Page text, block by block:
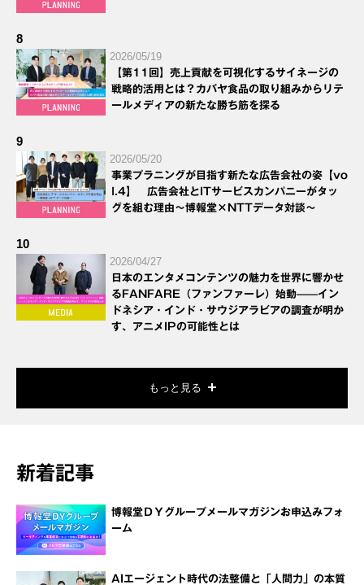
8
2026/05/19
【第11回】売上貢献を可視化するサイネージの
戦略的活用とは？カバヤ食品の取り組みからリテ
ールメディアの新たな勝ち筋を探る
9
2026/05/20
事業プラニングが目指す新たな広告会社の姿【vo
l.4】 広告会社とITサービスカンパニーがタッ
グを組む理由～博報堂×NTTデータ対談～
10
2026/04/27
日本のエンタメコンテンツの魅力を世界に響かせ
るFANFARE（ファンファーレ）始動——イン
ドネシア・インド・サウジアラビアの調査が明か
す、アニメIPの可能性とは
もっと見る
新着記事
博報堂ＤＹグループメールマガジンお申込みフォ
ーム
AIエージェント時代の法整備と「人間力」の本質